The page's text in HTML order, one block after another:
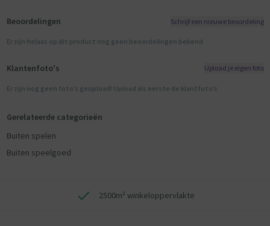
Beoordelingen Schrijf een nieuwe beoordeling
Er zijn helaas op dit product nog geen beoordelingen bekend
Klantenfoto's Upload je eigen foto
Er zijn nog geen foto’s geupload! Upload als eerste de klantfoto’s
Gerelateerde categorieën
Buiten spelen
Buiten speelgoed
2500m² winkeloppervlakte